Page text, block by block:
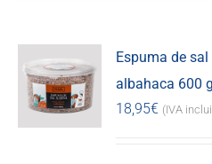
Espuma de
albahaca 600 g
18,95€ (IVA